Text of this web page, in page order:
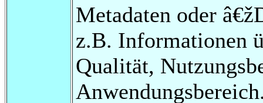
Metadaten oder
z.B. Informationen
Qualität,